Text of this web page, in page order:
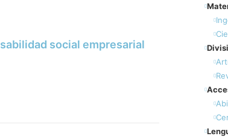
social empresarial